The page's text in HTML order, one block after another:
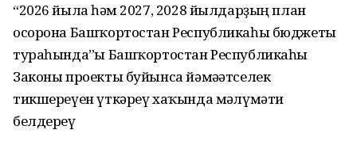
“2026 йылға һәм 2027, 2028 йылдарҙың план
осорона Башҡортостан Республикаһы бюджеты
тураһында”ғы Башҡортостан Республикаһы
Законы проекты буйынса йәмәғәтселек
тикшереүен үткәреү хаҡында мәғлүмәти
белдереү